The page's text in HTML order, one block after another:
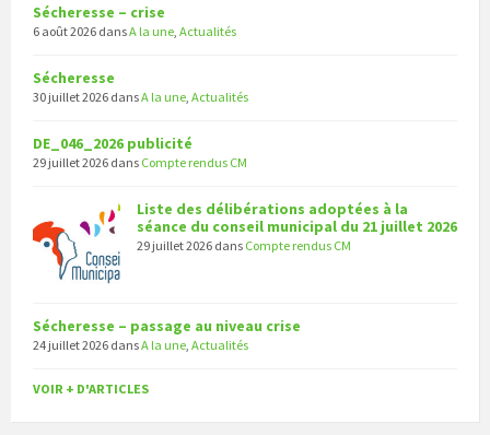
Sécheresse – crise
6 août 2026 dansA la une Actualités
Sécheresse
30 juillet 2026 dansA la une Actualités
DE_046_2026 publicité
29 juillet 2026 dans Compte rendus CM
Liste des délibérations adoptées à la
séance du conseil municipal du 21 juillet 2026
29 juillet 2026 dans Compte rendus CM
Sécheresse – passage au niveau crise
24 juillet 2026 dansA la une Actualités
VOIR + D'ARTICLES